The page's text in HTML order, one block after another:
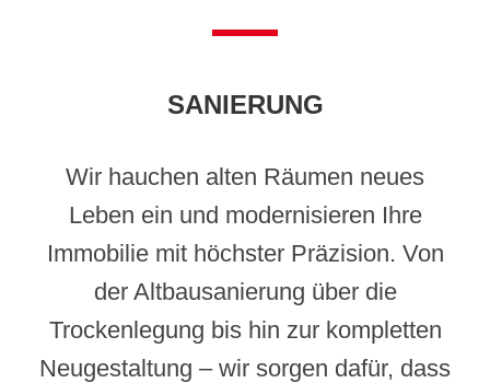
SANIERUNG
Wir hauchen alten Räumen neues
Leben ein und modernisieren Ihre
Immobilie mit höchster Präzision. Von
der Altbausanierung über die
Trockenlegung bis hin zur kompletten
Neugestaltung – wir sorgen dafür, dass